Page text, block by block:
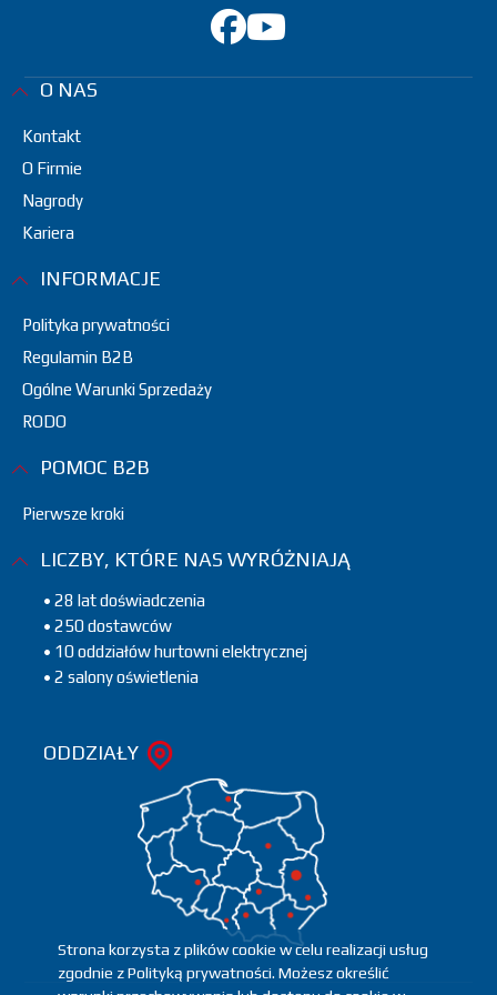
Strona korzysta z plików cookie w celu realizacji usług
zgodnie z Polityką prywatności. Możesz określić
O NAS
Kontakt
O Firmie
Nagrody
Kariera
INFORMACJE
Polityka prywatności
Regulamin B2B
Ogólne Warunki Sprzedaży
RODO
POMOC B2B
Pierwsze kroki
LICZBY, KTÓRE NAS WYRÓŻNIAJĄ
• 28 lat doświadczenia
• 250 dostawców
• 10 oddziałów hurtowni elektrycznej
• 2 salony oświetlenia
ODDZIAŁY